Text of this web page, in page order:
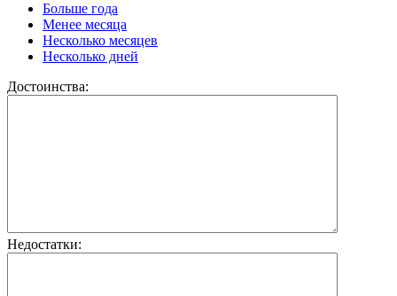
Больше года
Менее месяца
Несколько месяцев
Несколько дней
Достоинства:
Недостатки: